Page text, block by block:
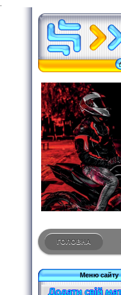
ГОЛОВНА
Меню сайту